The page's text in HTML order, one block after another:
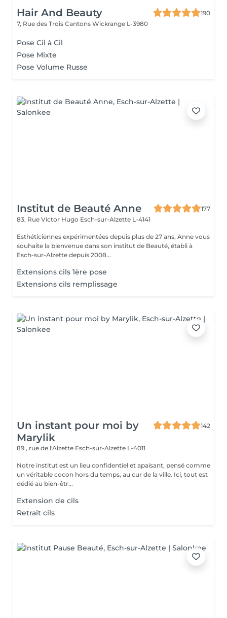
Hair And Beauty
190
7, Rue des Trois Cantons Wickrange L-3980
Pose Cil à Cil
Pose Mixte
Pose Volume Russe
Institut de Beauté Anne
177
83, Rue Victor Hugo Esch-sur-Alzette L-4141
Esthéticiennes expérimentées depuis plus de 27 ans, Anne vous
souhaite la bienvenue dans son institut de Beauté, établi à
Esch-sur-Alzette depuis 2008...
Extensions cils 1ère pose
Extensions cils remplissage
Un instant pour moi by
Marylik
142
89 , rue de l'Alzette Esch-sur-Alzette L-4011
Notre institut est un lieu confidentiel et apaisant, pensé comme
un véritable cocon hors du temps, au cur de la ville. Ici, tout est
dédié au bien-êtr...
Extension de cils
Retrait cils